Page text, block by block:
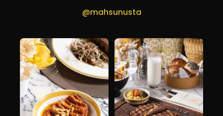
@mahsunusta